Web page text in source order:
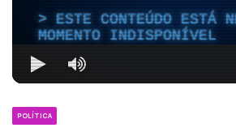
ESTE CONTEÚDO ESTÁ
MOMENTO INDISPONÍVEL
POLÍTICA